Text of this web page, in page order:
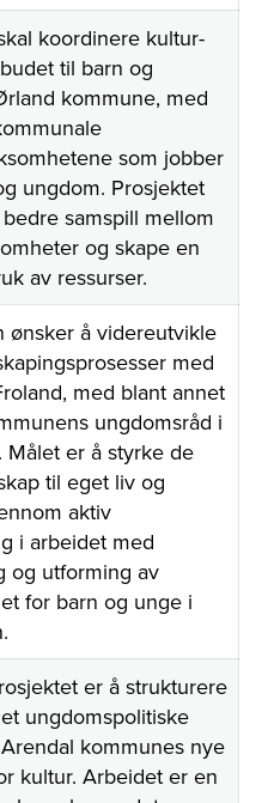
koordinere kultur-
til barn og
kommune, med
som jobber
ungdom. Prosjektet
samspill mellom
og skape en
av ressurser.
ønsker å videreutvikle
med
med blant annet
ungdomsråd i
Målet er å styrke de
til eget liv og
aktiv
i arbeidet med
og utforming av
for barn og unge i
er å strukturere
ungdomspolitiske
kommunes nye
kultur. Arbeidet er en